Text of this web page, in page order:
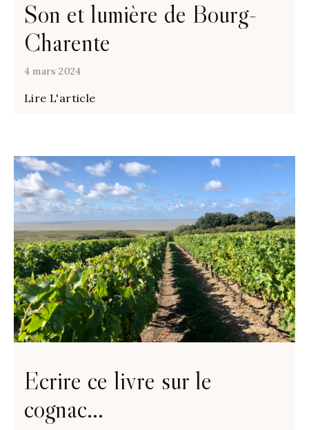
Son et lumière de Bourg-
Charente
4 mars 2024
Lire L'article
Ecrire ce livre sur le
cognac…